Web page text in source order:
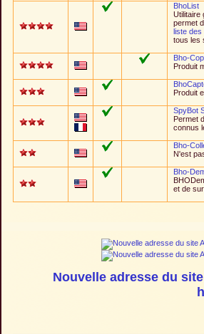
BhoList
Utilitaire
permet
liste des
tous les
Bho-Cop
Produit
Produit
SpyBot
Permet
connus
Bho-
N'est
Bho-
et de
Nouvelle adresse du